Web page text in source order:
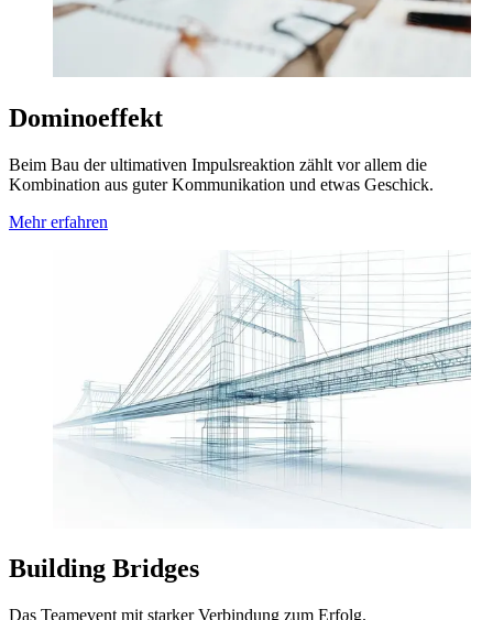
Dominoeffekt
Beim Bau der ultimativen Impulsreaktion zählt vor allem die
Kombination aus guter Kommunikation und etwas Geschick.
Mehr erfahren
Building Bridges
Das Teamevent mit starker Verbindung zum Erfolg.